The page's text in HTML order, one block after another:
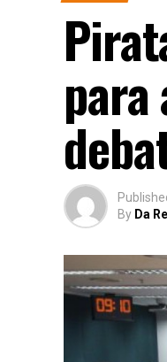
By Da